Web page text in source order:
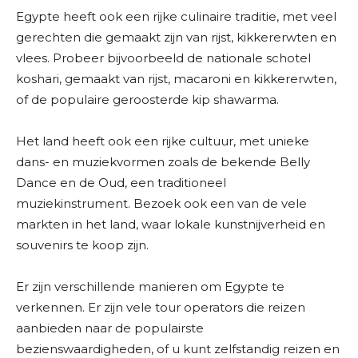
Egypte heeft ook een rijke culinaire traditie, met veel
gerechten die gemaakt zijn van rijst, kikkererwten en
vlees. Probeer bijvoorbeeld de nationale schotel
koshari, gemaakt van rijst, macaroni en kikkererwten,
of de populaire geroosterde kip shawarma.
Het land heeft ook een rijke cultuur, met unieke
dans- en muziekvormen zoals de bekende Belly
Dance en de Oud, een traditioneel
muziekinstrument. Bezoek ook een van de vele
markten in het land, waar lokale kunstnijverheid en
souvenirs te koop zijn.
Er zijn verschillende manieren om Egypte te
verkennen. Er zijn vele tour operators die reizen
aanbieden naar de populairste
bezienswaardigheden, of u kunt zelfstandig reizen en